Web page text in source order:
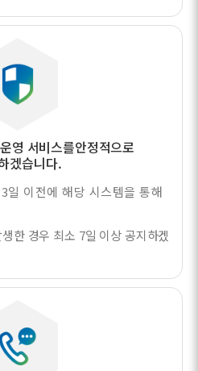
영 서비스를안정적으로
겠습니다.
일 이전에 해당 시스템을 통해
한 경우 최소 7일 이상 공지하겠